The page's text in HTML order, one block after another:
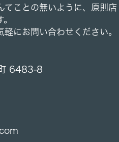
てことの無いように、原則店
にお問い合わせください。
6483-8